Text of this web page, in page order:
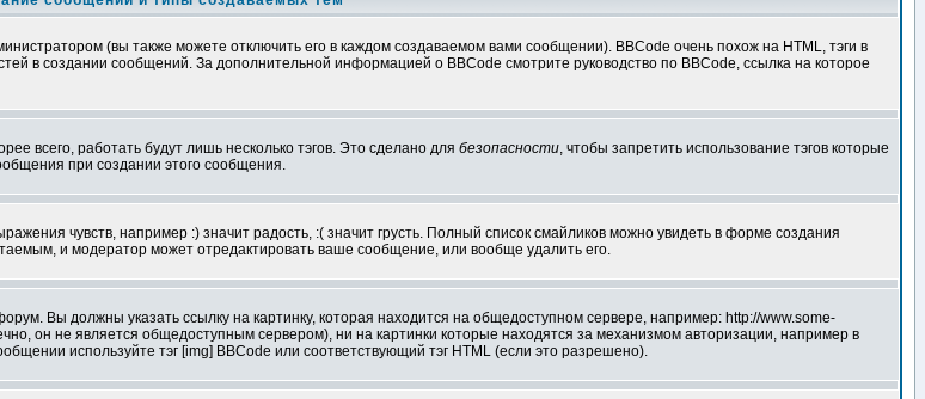
(вы также можете отключить его в каждом создаваемом вами сообщении). BBCode очень похож на HTML, тэги в
в создании сообщений. За дополнительной информацией о BBCode смотрите руководство по BBCode, ссылка на которое
всего, работать будут лишь несколько тэгов. Это сделано для безопасности, чтобы запретить использование тэгов которые
при создании этого сообщения.
чувств, например :) значит радость, :( значит грусть. Полный список смайликов можно увидеть в форме создания
и модератор может отредактировать ваше сообщение, или вообще удалить его.
Вы должны указать ссылку на картинку, которая находится на общедоступном сервере, например: http://www.some-
он не является общедоступным сервером), ни на картинки которые находятся за механизмом авторизации, например в
используйте тэг [img] BBCode или соответствующий тэг HTML (если это разрешено).